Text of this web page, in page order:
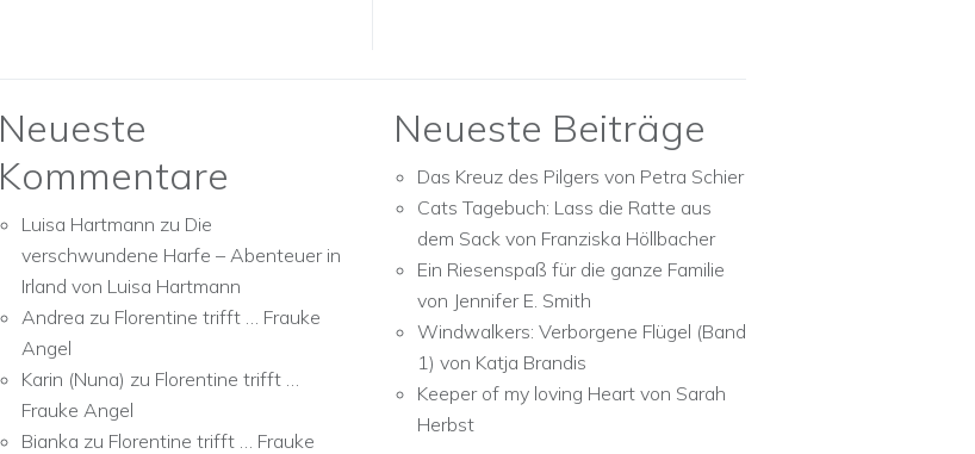
Neueste
Kommentare
Luisa Hartmann zu Die
verschwundene Harfe – Abenteuer in
Irland von Luisa Hartmann
Andrea zu Florentine trifft … Frauke
Angel
Karin (Nuna) zu Florentine trifft …
Frauke Angel
Bianka zu Florentine trifft … Frauke
Neueste Beiträge
Das Kreuz des Pilgers von Petra Schier
Cats Tagebuch: Lass die Ratte aus
dem Sack von Franziska Höllbacher
Ein Riesenspaß für die ganze Familie
von Jennifer E. Smith
Windwalkers: Verborgene Flügel (Band
1) von Katja Brandis
Keeper of my loving Heart von Sarah
Herbst